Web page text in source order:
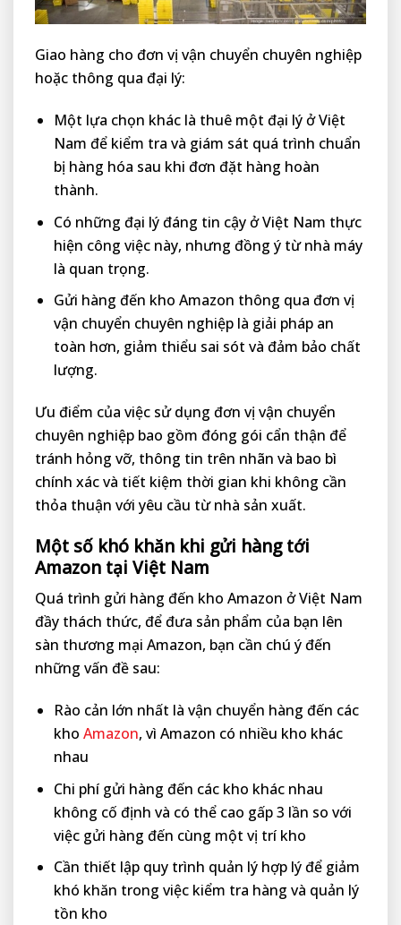
Giao hàng cho đơn vị vận chuyển chuyên nghiệp
hoặc thông qua đại lý:
Một lựa chọn khác là thuê một đại lý ở Việt
Nam để kiểm tra và giám sát quá trình chuẩn
bị hàng hóa sau khi đơn đặt hàng hoàn
thành.
Có những đại lý đáng tin cậy ở Việt Nam thực
hiện công việc này, nhưng đồng ý từ nhà máy
là quan trọng.
Gửi hàng đến kho Amazon thông qua đơn vị
vận chuyển chuyên nghiệp là giải pháp an
toàn hơn, giảm thiểu sai sót và đảm bảo chất
lượng.
Ưu điểm của việc sử dụng đơn vị vận chuyển
chuyên nghiệp bao gồm đóng gói cẩn thận để
tránh hỏng vỡ, thông tin trên nhãn và bao bì
chính xác và tiết kiệm thời gian khi không cần
thỏa thuận với yêu cầu từ nhà sản xuất.
Một số khó khăn khi gửi hàng tới
Amazon tại Việt Nam
Quá trình gửi hàng đến kho Amazon ở Việt Nam
đầy thách thức, để đưa sản phẩm của bạn lên
sàn thương mại Amazon, bạn cần chú ý đến
những vấn đề sau:
Rào cản lớn nhất là vận chuyển hàng đến các
kho Amazon, vì Amazon có nhiều kho khác
nhau
Chi phí gửi hàng đến các kho khác nhau
không cố định và có thể cao gấp 3 lần so với
việc gửi hàng đến cùng một vị trí kho
Cần thiết lập quy trình quản lý hợp lý để giảm
khó khăn trong việc kiểm tra hàng và quản lý
tồn kho